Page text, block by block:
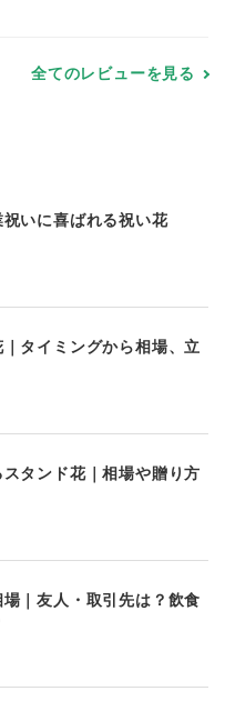
全てのレビューを見る
いに喜ばれる祝い花
タイミングから相場、立
タンド花｜相場や贈り方
｜友人・取引先は？飲食